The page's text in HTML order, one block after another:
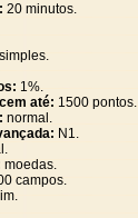
20 minutos.
simples.
1%.
até: 1500 pontos.
normal.
N1.
moedas.
campos.